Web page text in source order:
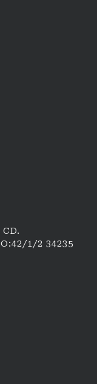
1/2 34235